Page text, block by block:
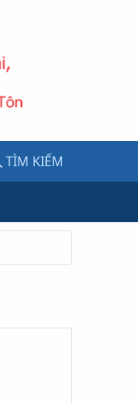
TÌM KIẾM